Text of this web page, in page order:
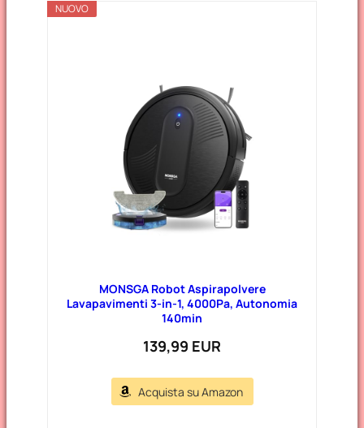
NUOVO
MONSGA Robot Aspirapolvere
Lavapavimenti 3-in-1, 4000Pa, Autonomia
140min
139,99 EUR
Acquista su Amazon